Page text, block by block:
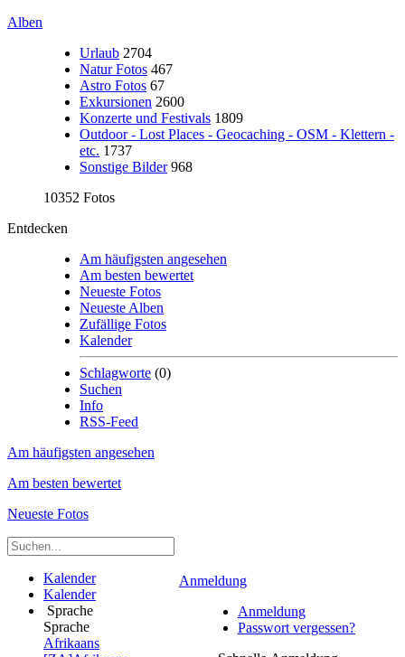
Alben
Urlaub 2704
Natur Fotos 467
Astro Fotos 67
Exkursionen 2600
Konzerte und Festivals 1809
Outdoor - Lost Places - Geocaching - OSM - Klettern -
etc. 1737
Sonstige Bilder 968
10352 Fotos
Entdecken
Am häufigsten angesehen
Am besten bewertet
Neueste Fotos
Neueste Alben
Zufällige Fotos
Kalender
Schlagworte (0)
Suchen
Info
RSS-Feed
Am häufigsten angesehen
Am besten bewertet
Neueste Fotos
Anmeldung
Anmeldung
Passwort vergessen?
Kalender
Kalender
Sprache
Sprache
Afrikaans